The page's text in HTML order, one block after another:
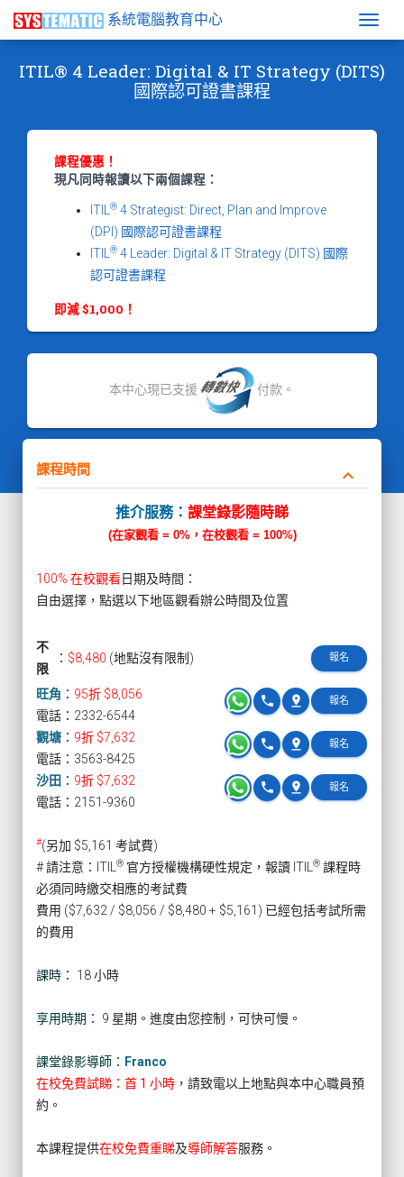
系統電腦教育中心
ITIL® 4 Leader: Digital & IT Strategy (DITS)
國際認可證書課程
課程優惠！
現凡同時報讀以下兩個課程：
ITIL ® 4 Strategist: Direct, Plan and Improve
(DPI) 國際認可證書課程
ITIL
® 4 Leader: Digital & IT Strategy (DITS) 國際
認可證書課程
即減 $1,000！
本中心現已支援 付款。
課程時間 keyboard_arrow_down
推介服務： 課堂錄影隨時睇
(在家觀看 = 0%，在校觀看 = 100%)
100% 在校觀看日期及時間：
自由選擇，點選以下地區觀看辦公時間及位置
不
限
： $8,480 (地點沒有限制) 報名
旺角 ： 95折 $8,056 報名
pin_drop
phone
電話：2332-6544
觀塘 ： 9折 $7,632 報名
pin_drop
phone
電話：3563-8425
沙田 ： 9折 $7,632 報名
pin_drop
phone
電話：2151-9360
#(另加 $5,161 考試費)
# 請注意：ITIL
® 官方授權機構硬性規定，報讀 ITIL ® 課程時
必須同時繳交相應的考試費
費用 ($7,632 / $8,056 / $8,480 + $5,161) 已經包括考試所需
的費用
課時： 18 小時
享用時期： 9 星期。進度由您控制，可快可慢。
課堂錄影導師： Franco
在校免費試睇：首 1 小時 ，請致電以上地點與本中心職員預
約。
本課程提供在校免費重睇及導師解答服務。